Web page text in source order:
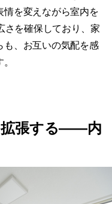
情を変えながら室内を
さを確保しており、家
も、お互いの気配を感
拡張する——内